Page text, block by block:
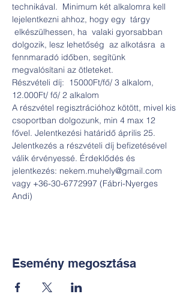
technikával.  Minimum két alkalomra kell
lejelentkezni ahhoz, hogy egy  tárgy
elkészülhessen, ha  valaki gyorsabban
dolgozik, lesz lehetőség  az alkotásra  a
fennmaradó időben, segítünk
megvalósítani az ötleteket.
Részvételi díj:  15000Ft/fő/ 3 alkalom,
12.000Ft/ fő/ 2 alkalom
A részvétel regisztrációhoz kötött, mivel kis
csoportban dolgozunk, min 4 max 12
fővel. Jelentkezési határidő április 25.
Jelentkezés a részvételi díj befizetésével
válik érvényessé. Érdeklődés és
jelentkezés: nekem.muhely@gmail.com
vagy +36-30-6772997 (Fábri-Nyerges
Andi)
Esemény megosztása